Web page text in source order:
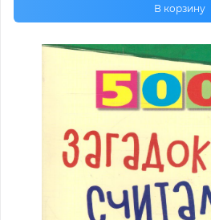
В корзину